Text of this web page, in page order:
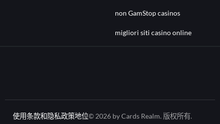
non GamStop casinos
migliori siti casino online
使用条款和隐私政策地位© 2026 by Cards Realm. 版权所有.